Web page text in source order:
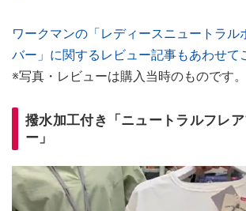
ワークマンの「レディースニュートラル
バー」に関するレビュー記事もあわせて
※写真・レビューは購入当時のものです。
撥水加工付き「ニュートラルフレ
ー」